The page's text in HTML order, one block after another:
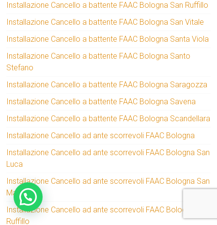
Installazione Cancello a battente FAAC Bologna San Ruffillo
Installazione Cancello a battente FAAC Bologna San Vitale
Installazione Cancello a battente FAAC Bologna Santa Viola
Installazione Cancello a battente FAAC Bologna Santo
Stefano
Installazione Cancello a battente FAAC Bologna Saragozza
Installazione Cancello a battente FAAC Bologna Savena
Installazione Cancello a battente FAAC Bologna Scandellara
Installazione Cancello ad ante scorrevoli FAAC Bologna
Installazione Cancello ad ante scorrevoli FAAC Bologna San
Luca
Installazione Cancello ad ante scorrevoli FAAC Bologna San
Mamolo
Installazione Cancello ad ante scorrevoli FAAC Bologna San
Ruffillo